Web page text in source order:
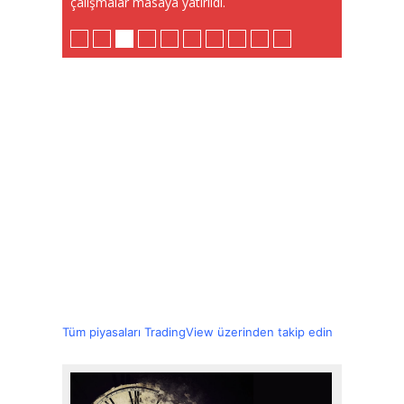
Tüm piyasaları TradingView üzerinden takip edin